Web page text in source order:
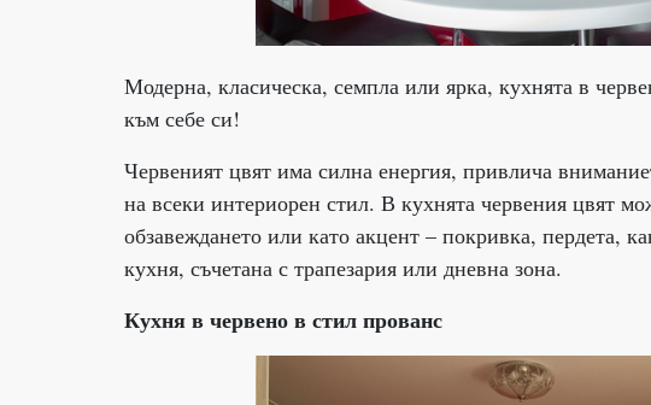
Модерна, класическа, семпла или ярка, кухнята в
към себе си!
Червеният цвят има силна енергия, привлича
на всеки интериорен стил. В кухнята червения цвят
обзавеждането или като акцент – покривка, пердета,
кухня, съчетана с трапезария или дневна зона.
Кухня в червено в стил прованс